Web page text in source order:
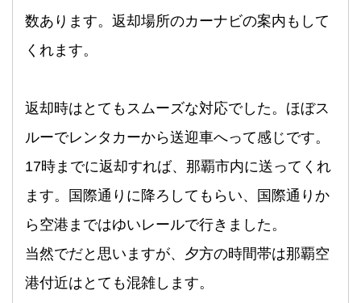
数あります。返却場所のカーナビの案内もして
くれます。
返却時はとてもスムーズな対応でした。ほぼス
ルーでレンタカーから送迎車へって感じです。
17時までに返却すれば、那覇市内に送ってくれ
ます。国際通りに降ろしてもらい、国際通りか
ら空港まではゆいレールで行きました。
当然でだと思いますが、夕方の時間帯は那覇空
港付近はとても混雑します。